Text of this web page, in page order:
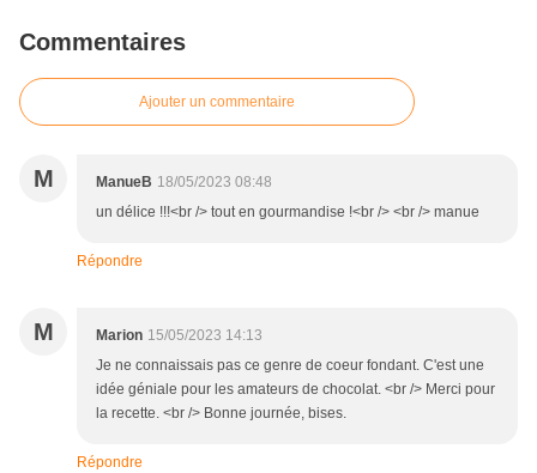
Commentaires
Ajouter un commentaire
M ManueB 18/05/2023 08:48
un délice !!!<br /> tout en gourmandise !<br /> <br /> manue
Répondre
M Marion 15/05/2023 14:13
Je ne connaissais pas ce genre de coeur fondant. C'est une
idée géniale pour les amateurs de chocolat. <br /> Merci pour
la recette. <br /> Bonne journée, bises.
Répondre